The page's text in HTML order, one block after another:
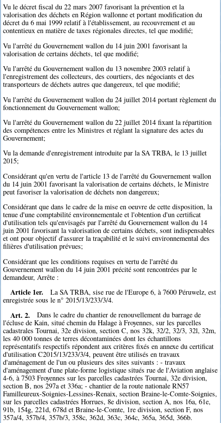
Vu le décret fiscal du 22 mars 2007 favorisant la prévention et la
valorisation des déchets en Région wallonne et portant modification du
décret du 6 mai 1999 relatif à l'établissement, au recouvrement et au
contentieux en matière de taxes régionales directes, tel que modifié;
Vu l'arrêté du Gouvernement wallon du 14 juin 2001 favorisant la
valorisation de certains déchets, tel que modifié;
Vu l'arrêté du Gouvernement wallon du 13 novembre 2003 relatif à
l'enregistrement des collecteurs, des courtiers, des négociants et des
transporteurs de déchets autres que dangereux, tel que modifié;
Vu l'arrêté du Gouvernement wallon du 24 juillet 2014 portant règlement du
fonctionnement du Gouvernement wallon;
Vu l'arrêté du Gouvernement wallon du 22 juillet 2014 fixant la répartition
des compétences entre les Ministres et réglant la signature des actes du
Gouvernement;
Vu la demande d'enregistrement introduite par la SA TRBA, le 13 juillet
2015;
Considérant qu'en vertu de l'article 13 de l'arrêté du Gouvernement wallon
du 14 juin 2001 favorisant la valorisation de certains déchets, le Ministre
peut favoriser la valorisation de déchets non dangereux;
Considérant que dans le cadre de la mise en oeuvre de cette disposition, la
tenue d'une comptabilité environnementale et l'obtention d'un certificat
d'utilisation tels qu'envisagés par l'arrêté du Gouvernement wallon du 14
juin 2001 favorisant la valorisation de certains déchets, sont indispensables
et ont pour objectif d'assurer la traçabilité et le suivi environnemental des
filières d'utilisation prévues;
Considérant que les conditions requises en vertu de l'arrêté du
Gouvernement wallon du 14 juin 2001 précité sont rencontrées par le
demandeur, Arrête :
Article 1er.
La SA TRBA, sise rue de l'Europe 6, à 7600 Péruwelz, est
enregistrée sous le n° 2015/13/233/3/4.
Art. 2.
Dans le cadre du chantier de renouvellement du barrage de
l'écluse de Kain, situé chemin du Halage à Froyennes, sur les parcelles
cadastrales Tournai, 32e division, section C, nos 32k, 32/2, 32/3, 32l, 32m,
les 40 000 tonnes de terres décontaminées dont les échantillons
représentatifs respectifs répondent aux critères fixés en annexe du certificat
d'utilisation C2015/13/233/3/4, peuvent être utilisés en travaux
d'aménagement de l'un ou plusieurs des sites suivants : - travaux
d'aménagement d'une plate-forme logistique situés rue de l'Aviation anglaise
4-6, à 7503 Froyennes sur les parcelles cadastrées Tournai, 32e division,
section B, nos 297a et 336a; - chantier de la route nationale RN57
Familleureux-Soignies-Lessines-Renaix, section Braine-le-Comte-Soignies,
sur les parcelles cadastrées Horrues, 8e division, section A, nos 16a, 61e,
91b, 154g, 221d, 678d et Braine-le-Comte, 1re division, section F, nos
357a/4, 357b/4, 357b/3, 358c, 362d, 363c, 364c, 365a, 365d, 366b.